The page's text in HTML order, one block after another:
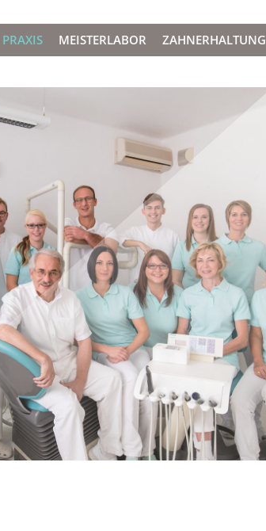
PRAXIS MEISTERLABOR ZAHNERHALTUNG